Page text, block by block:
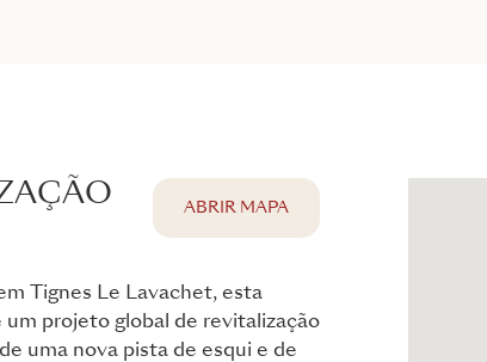
Tignes Le Lavachet, esta
um projeto global de revitalização
uma nova pista de esqui e de
ABRIR MAPA